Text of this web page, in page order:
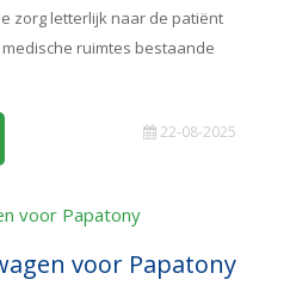
zorg letterlijk naar de patiënt
ruimtes bestaande
22-08-2025
voor Papatony